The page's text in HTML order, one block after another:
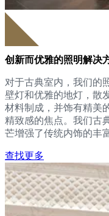
创新而优雅的照明解决
对于古典室内，我们的
壁灯和优雅的地灯，散
材料制成，并饰有精美
精致感的焦点。我们古
芒增强了传统内饰的丰
查找更多